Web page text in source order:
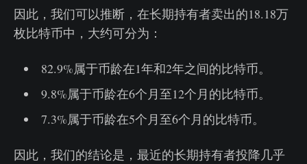
因此，我们可以推断，在长期持有者卖出的18.18万
枚比特币中，大约可分为：
82.9%属于币龄在1年和2年之间的比特币。
9.8%属于币龄在6个月至12个月的比特币。
7.3%属于币龄在5个月至6个月的比特币。
因此，我们的结论是，最近的长期持有者投降几乎